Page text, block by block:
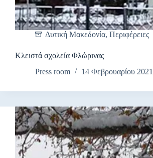
Δυτική Μακεδονία, Περιφέρειες
Κλειστά σχολεία Φλώρινας
Press room
14 Φεβρουαρίου 2021